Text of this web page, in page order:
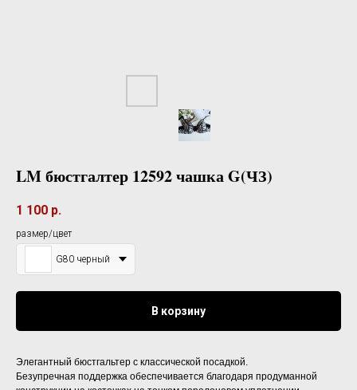
LM бюстгалтер 12592 чашка G(ЧЗ)
1 100 р.
размер/цвет
G80 черный
В корзину
Элегантный бюстгальтер с классической посадкой.
Безупречная поддержка обеспечивается благодаря продуманной